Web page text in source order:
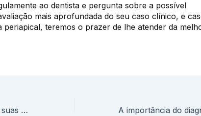
ao dentista e pergunta sobre a possível
mais aprofundada do seu caso clínico, e
periapical, teremos o prazer de lhe atender da
Radiografia periapical e as suas principais indicações